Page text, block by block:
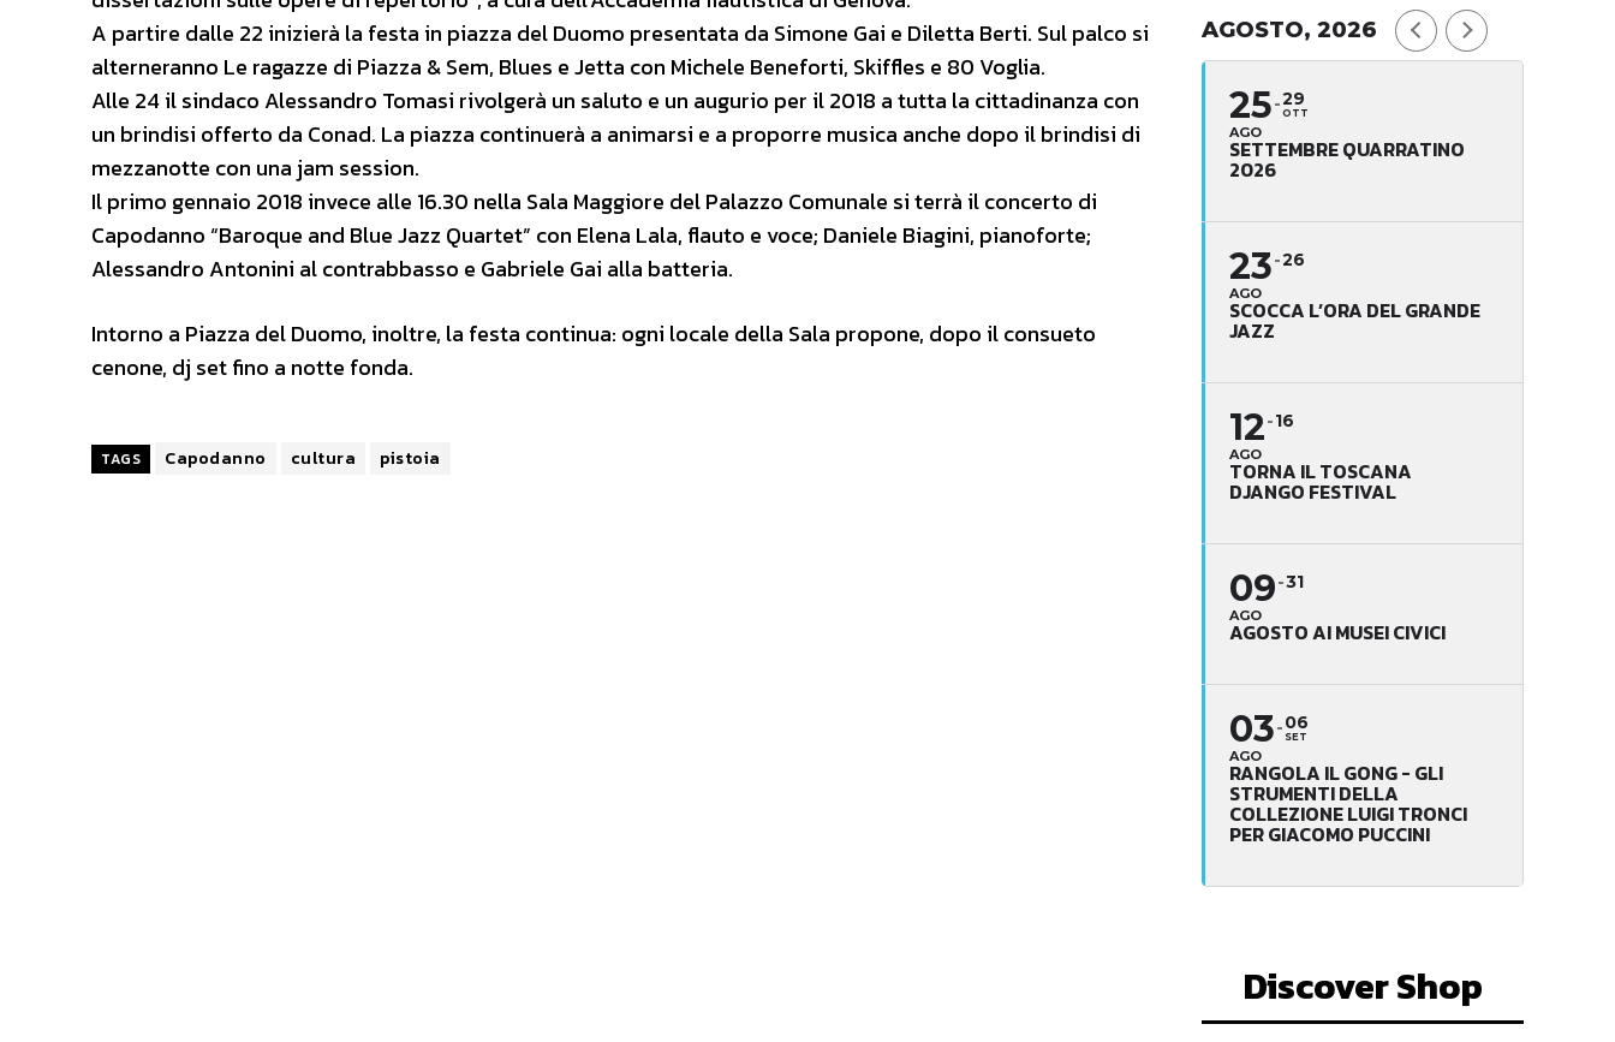
A partire dalle 22 inizierà la festa in piazza del Duomo presentata da Simone Gai e Diletta Berti. Sul palco si
alterneranno Le ragazze di Piazza & Sem, Blues e Jetta con Michele Beneforti, Skiffles e 80 Voglia.
Alle 24 il sindaco Alessandro Tomasi rivolgerà un saluto e un augurio per il 2018 a tutta la cittadinanza con
un brindisi offerto da Conad. La piazza continuerà a animarsi e a proporre musica anche dopo il brindisi di
mezzanotte con una jam session.
Il primo gennaio 2018 invece alle 16.30 nella Sala Maggiore del Palazzo Comunale si terrà il concerto di
Capodanno “Baroque and Blue Jazz Quartet” con Elena Lala, flauto e voce; Daniele Biagini, pianoforte;
Alessandro Antonini al contrabbasso e Gabriele Gai alla batteria.
Intorno a Piazza del Duomo, inoltre, la festa continua: ogni locale della Sala propone, dopo il consueto
cenone, dj set fino a notte fonda.
TAGS Capodanno cultura pistoia
AGOSTO, 2026
25
AGO
29
OTT
SETTEMBRE QUARRATINO
2026
23
AGO
26
SCOCCA L’ORA DEL GRANDE
JAZZ
12
AGO
16
TORNA IL TOSCANA
DJANGO FESTIVAL
09
AGO
31
AGOSTO AI MUSEI CIVICI
03
AGO
06
SET
RANGOLA IL GONG - GLI
STRUMENTI DELLA
COLLEZIONE LUIGI TRONCI
PER GIACOMO PUCCINI
Discover Shop